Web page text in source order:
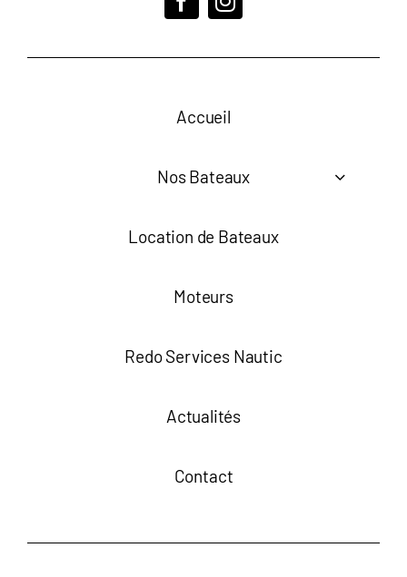
Accueil
Nos Bateaux
Location de Bateaux
Moteurs
Redo Services Nautic
Actualités
Contact